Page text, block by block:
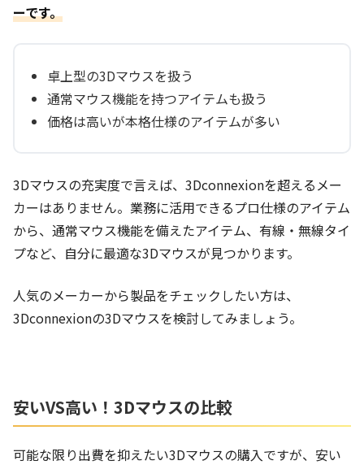
ーです。
卓上型の3Dマウスを扱う
通常マウス機能を持つアイテムも扱う
価格は高いが本格仕様のアイテムが多い
3Dマウスの充実度で言えば、3Dconnexionを超えるメー
カーはありません。業務に活用できるプロ仕様のアイテム
から、通常マウス機能を備えたアイテム、有線・無線タイ
プなど、自分に最適な3Dマウスが見つかります。
人気のメーカーから製品をチェックしたい方は、
3Dconnexionの3Dマウスを検討してみましょう。
安いVS高い！3Dマウスの比較
可能な限り出費を抑えたい3Dマウスの購入ですが、安い